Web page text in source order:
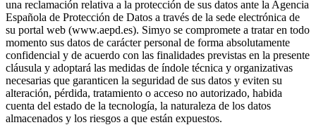
una reclamación relativa a la protección de sus datos ante la Agencia
Española de Protección de Datos a través de la sede electrónica de
su portal web (www.aepd.es). Simyo se compromete a tratar en todo
momento sus datos de carácter personal de forma absolutamente
confidencial y de acuerdo con las finalidades previstas en la presente
cláusula y adoptará las medidas de índole técnica y organizativas
necesarias que garanticen la seguridad de sus datos y eviten su
alteración, pérdida, tratamiento o acceso no autorizado, habida
cuenta del estado de la tecnología, la naturaleza de los datos
almacenados y los riesgos a que están expuestos.